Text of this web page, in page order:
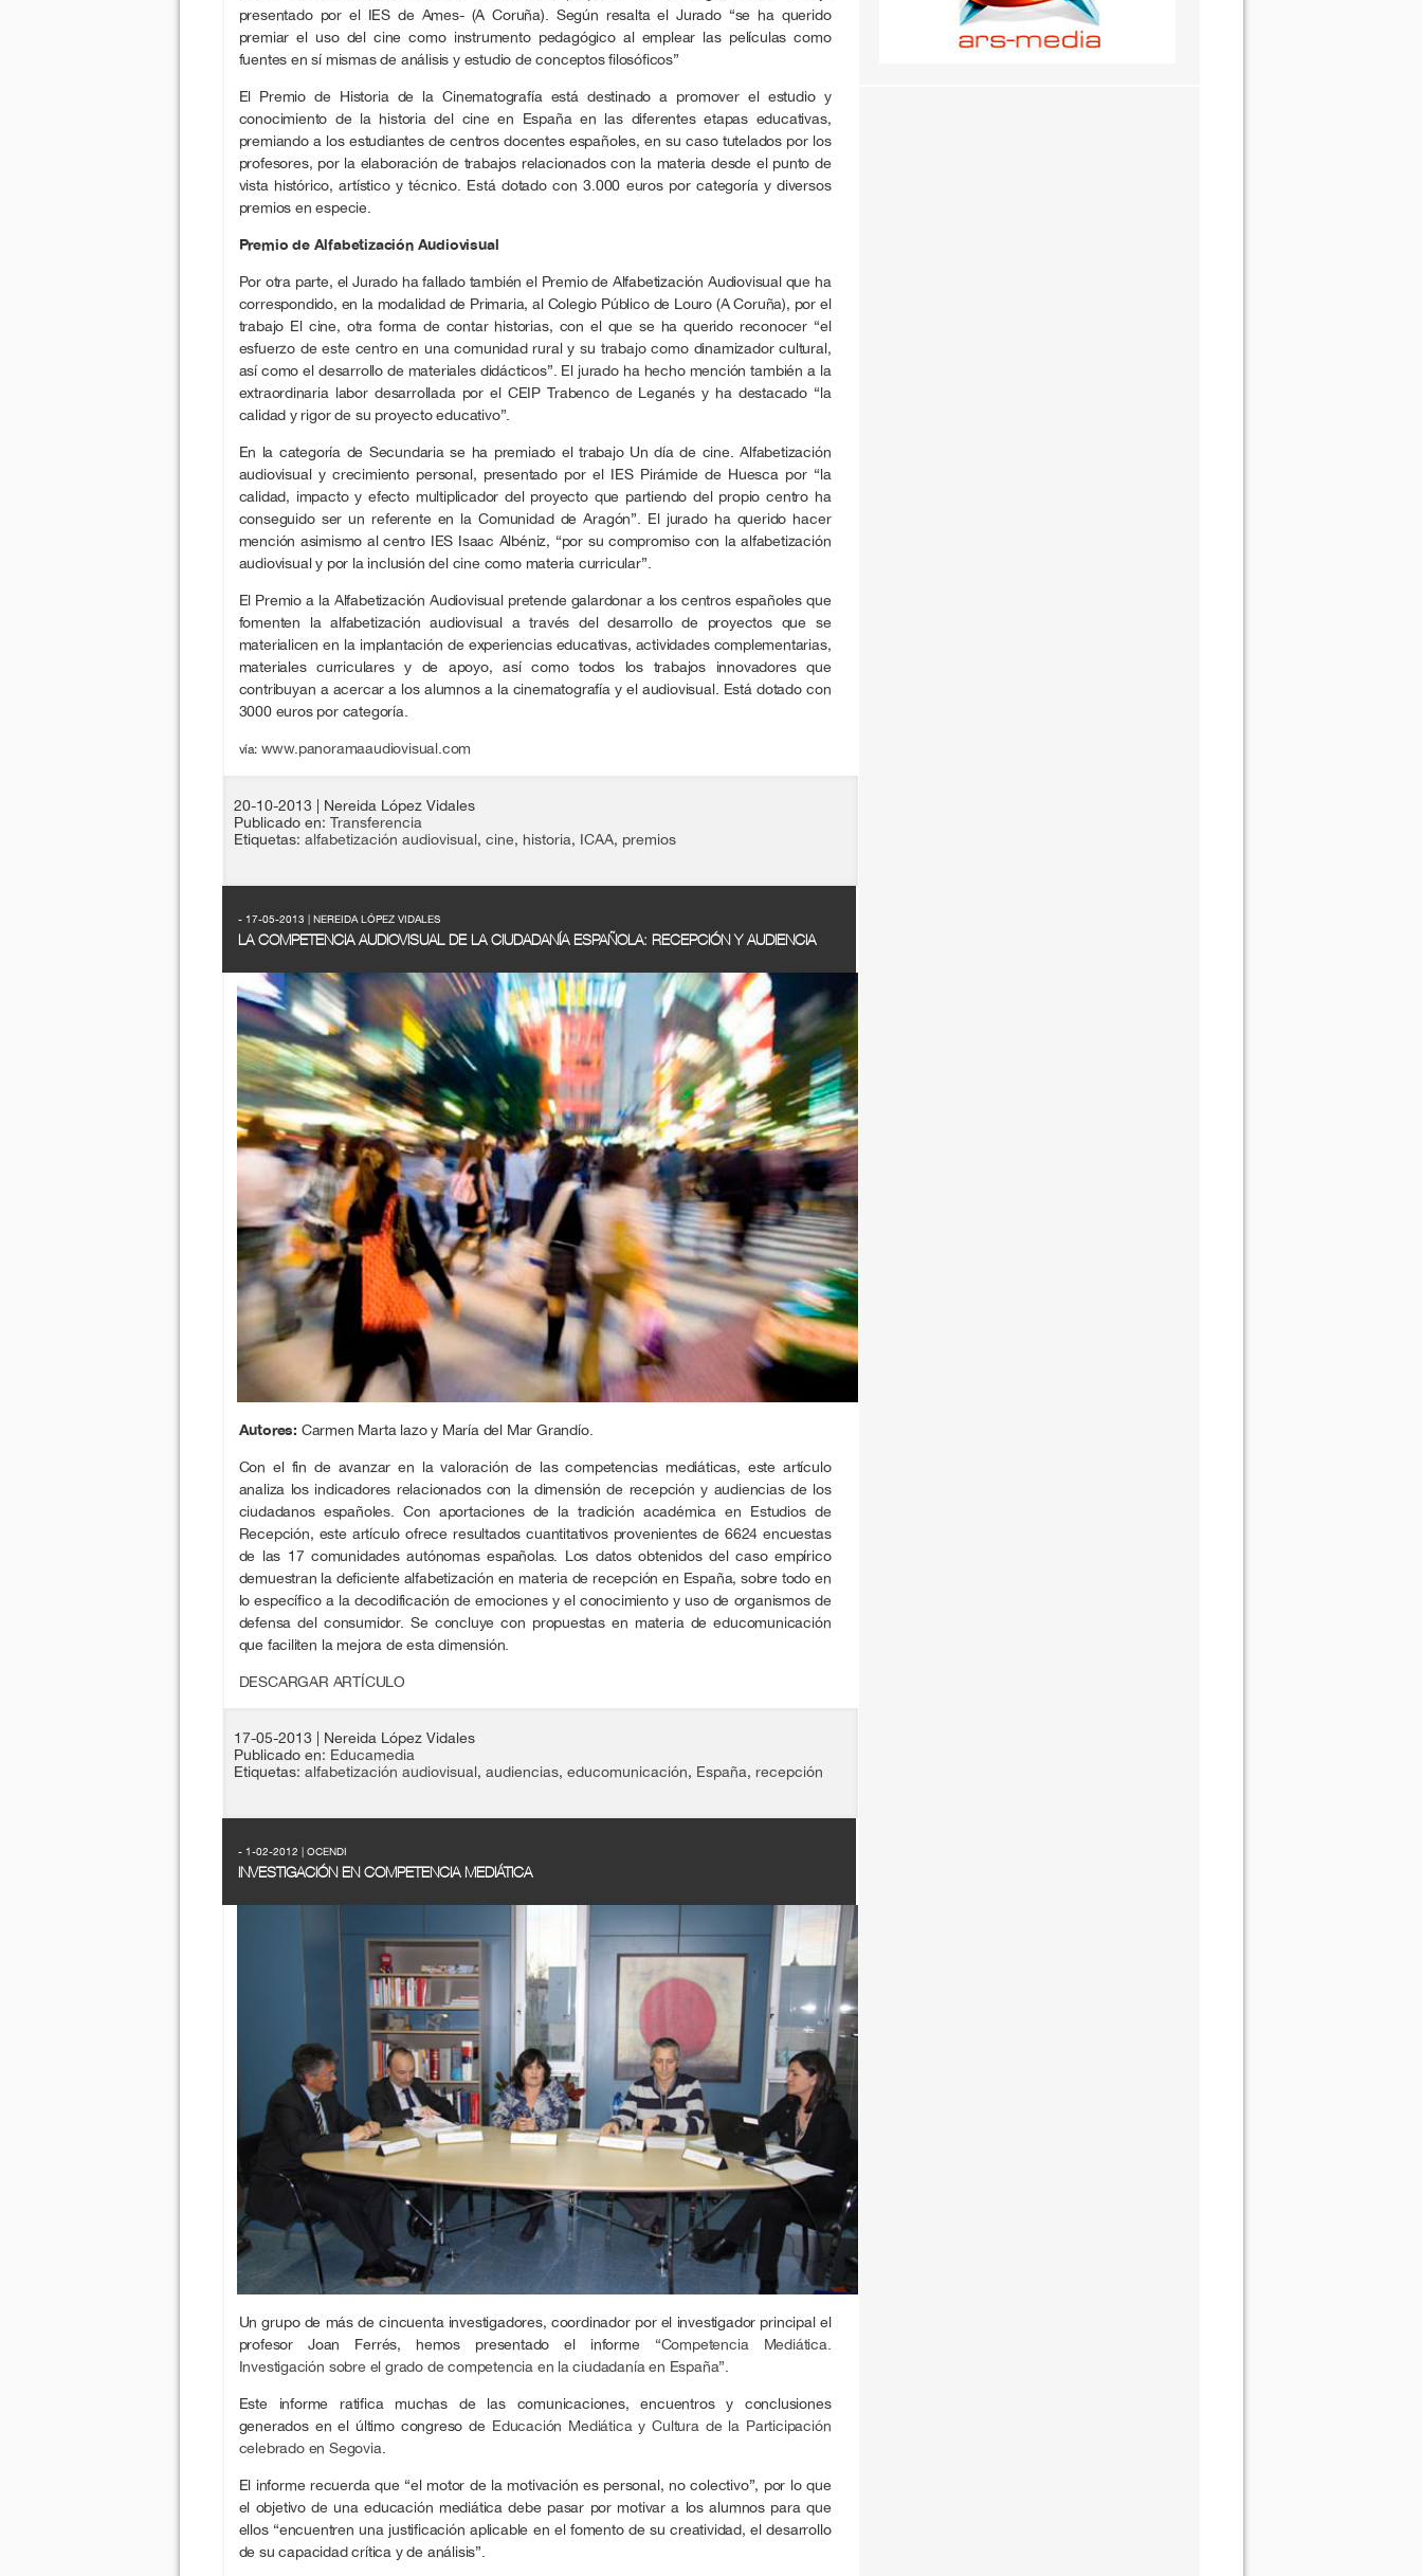
presentado por el IES de Ames- (A Coruña). Según resalta el Jurado “se ha querido
premiar el uso del cine como instrumento pedagógico al emplear las películas como
fuentes en sí mismas de análisis y estudio de conceptos filosóficos”
El Premio de Historia de la Cinematografía está destinado a promover el estudio y
conocimiento de la historia del cine en España en las diferentes etapas educativas,
premiando a los estudiantes de centros docentes españoles, en su caso tutelados por los
profesores, por la elaboración de trabajos relacionados con la materia desde el punto de
vista histórico, artístico y técnico. Está dotado con 3.000 euros por categoría y diversos
premios en especie.
Premio de Alfabetización Audiovisual
Por otra parte, el Jurado ha fallado también el Premio de Alfabetización Audiovisual que ha
correspondido, en la modalidad de Primaria, al Colegio Público de Louro (A Coruña), por el
trabajo El cine, otra forma de contar historias, con el que se ha querido reconocer “el
esfuerzo de este centro en una comunidad rural y su trabajo como dinamizador cultural,
así como el desarrollo de materiales didácticos”. El jurado ha hecho mención también a la
extraordinaria labor desarrollada por el CEIP Trabenco de Leganés y ha destacado “la
calidad y rigor de su proyecto educativo”.
En la categoría de Secundaria se ha premiado el trabajo Un día de cine. Alfabetización
audiovisual y crecimiento personal, presentado por el IES Pirámide de Huesca por “la
calidad, impacto y efecto multiplicador del proyecto que partiendo del propio centro ha
conseguido ser un referente en la Comunidad de Aragón”. El jurado ha querido hacer
mención asimismo al centro IES Isaac Albéniz, “por su compromiso con la alfabetización
audiovisual y por la inclusión del cine como materia curricular”.
El Premio a la Alfabetización Audiovisual pretende galardonar a los centros españoles que
fomenten la alfabetización audiovisual a través del desarrollo de proyectos que se
materialicen en la implantación de experiencias educativas, actividades complementarias,
materiales curriculares y de apoyo, así como todos los trabajos innovadores que
contribuyan a acercar a los alumnos a la cinematografía y el audiovisual. Está dotado con
3000 euros por categoría.
vía: www.panoramaaudiovisual.com
20-10-2013
| Nereida López Vidales
Publicado en: Transferencia
Etiquetas: alfabetización audiovisual, cine, historia, ICAA, premios
- 17-05-2013 | NEREIDA LÓPEZ VIDALES
LA COMPETENCIA AUDIOVISUAL DE LA CIUDADANÍA ESPAÑOLA: RECEPCIÓN Y AUDIENCIA
Autores: Carmen Marta lazo y María del Mar Grandío.
Con el fin de avanzar en la valoración de las competencias mediáticas, este artículo
analiza los indicadores relacionados con la dimensión de recepción y audiencias de los
ciudadanos españoles. Con aportaciones de la tradición académica en Estudios de
Recepción, este artículo ofrece resultados cuantitativos provenientes de 6624 encuestas
de las 17 comunidades autónomas españolas. Los datos obtenidos del caso empírico
demuestran la deficiente alfabetización en materia de recepción en España, sobre todo en
lo específico a la decodificación de emociones y el conocimiento y uso de organismos de
defensa del consumidor. Se concluye con propuestas en materia de educomunicación
que faciliten la mejora de esta dimensión.
DESCARGAR ARTÍCULO
17-05-2013 | Nereida López Vidales
Publicado en: Educamedia
Etiquetas: alfabetización audiovisual, audiencias, educomunicación, España, recepción
- 1-02-2012 | OCENDI
INVESTIGACIÓN EN COMPETENCIA MEDIÁTICA
Un grupo de más de cincuenta investigadores, coordinador por el investigador principal el
profesor Joan Ferrés, hemos presentado el informe“Competencia Mediática.
Investigación sobre el grado de competencia en la ciudadanía en España”
Este informe ratifica muchas de las comunicaciones, encuentros y conclusiones
generados en el último congreso de Educación Mediática y Cultura de la Participación
celebrado en Segovia
El informe recuerda que “el motor de la motivación es personal, no colectivo”, por lo que
el objetivo de una educación mediática debe pasar por motivar a los alumnos para que
ellos “encuentren una justificación aplicable en el fomento de su creatividad, el desarrollo
de su capacidad crítica y de análisis”.